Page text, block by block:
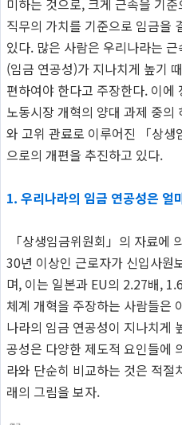
직무의 가치를 기준으로 임금을
있다. 많은 사람은 우리나라는
(임금 연공성)가 지나치게 높기
편하여야 한다고 주장한다. 이
노동시장 개혁의 양대 과제 중
와 고위 관료로 이루어진 「상
으로의 개편을 추진하고 있다.
1. 우리나라의 임금 연공성은 얼
「상생임금위원회」의 자료에
30년 이상인 근로자가 신입사원
며, 이는 일본과 EU의 2.27배,
체계 개혁을 주장하는 사람들은
나라의 임금 연공성이 지나치게
공성은 다양한 제도적 요인들에
라와 단순히 비교하는 것은 적
래의 그림을 보자.